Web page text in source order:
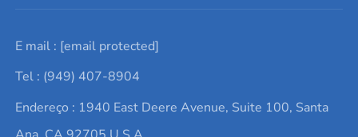
Lista de consultas
Termos e Condições
Política de Privacidade
Elementos de terras raras
Alvos de pulverização catódica
Ácido hialurônico
Promoções atuais
Notícias e blogs
Estudos de caso
E mail : [email protected]
Tel : (949) 407-8904
Endereço : 1940 East Deere Avenue, Suite 100, Santa